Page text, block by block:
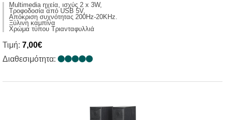
Multimedia ηχεία, ισχύς 2 x 3W,
Τροφοδοσία από USB 5V,
Απόκριση συχνότητας 200Ηz-20KHz.
Ξύλινη καμπίνα
Χρώμα τύπου Τριανταφυλλιά
Τιμή: 7,00€
Διαθεσιμότητα: